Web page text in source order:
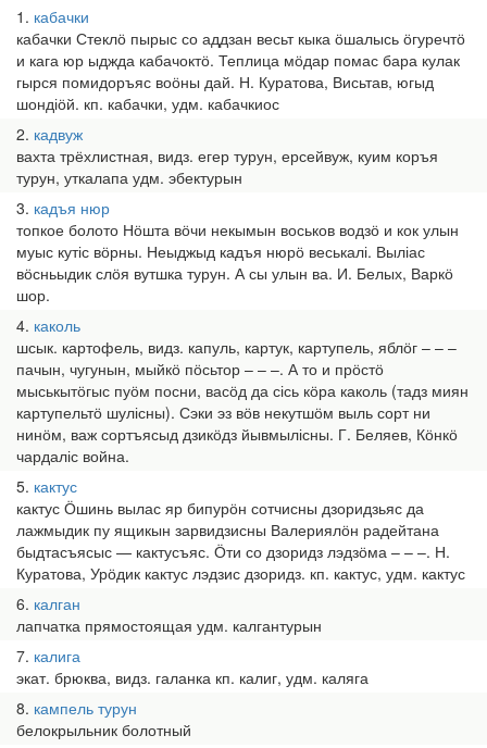
1 кабачки
кабачки Стеклӧ пырыс со аддзан весьт кыка ӧшалысь ӧгуречтӧ
и кага юр ыджда кабачоктӧ. Теплица мӧдар помас бара кулак
гырся помидоръяс воӧны дай. Н. Куратова, Висьтав, югыд
шондіӧй. кп. кабачки, удм. кабачкиос
2 кадвуж
вахта трёхлистная, видз. егер турун, ерсейвуж, куим коръя
турун, уткалапа удм. эбектурын
3 кадъя нюр
топкое болото Нӧшта вӧчи некымын воськов водзӧ и кок улын
муыс кутіс вӧрны. Неыджыд кадъя нюрӧ веськалі. Выліас
вӧсньыдик слӧя вутшка турун. А сы улын ва. И. Белых, Варкӧ
шор.
4 каколь
шсык. картофель, видз. капуль, картук, картупель, яблӧг – – –
пачын, чугунын, мыйкӧ пӧсьтор – – –. А то и прӧстӧ
мыськытӧгыс пуӧм посни, васӧд да сісь кӧра каколь (тадз миян
картупельтӧ шулісны). Сэки эз вӧв некутшӧм выль сорт ни
нинӧм, важ сортъясыд дзикӧдз йывмылісны. Г. Беляев, Кӧнкӧ
чардаліс война.
5 кактус
кактус Ӧшинь вылас яр бипурӧн сотчисны дзоридзьяс да
лажмыдик пу ящикын зарвидзисны Валериялӧн радейтана
быдтасъясыс — кактусъяс. Ӧти со дзоридз лэдзӧма – – –. Н.
Куратова, Урӧдик кактус лэдзис дзоридз. кп. кактус, удм. кактус
6 калган
лапчатка прямостоящая удм. калгантурын
7 калига
экат. брюква, видз. галанка кп. калиг, удм. каляга
8 кампель турун
белокрыльник болотный